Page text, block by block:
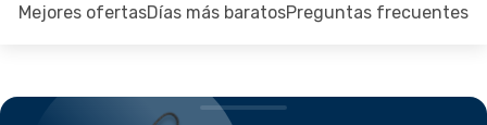
Mejores ofertasDías más baratosPreguntas frecuentes